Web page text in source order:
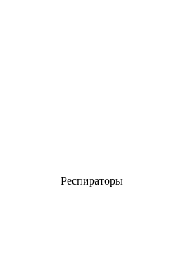
Респираторы